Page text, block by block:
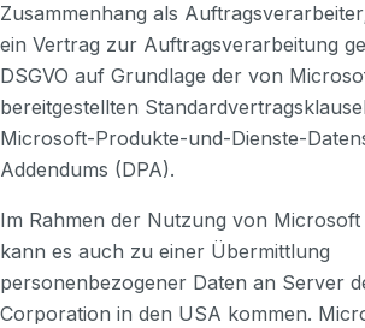
Zusammenhang als
ein Vertrag zur Auftragsverarbeitung
DSGVO auf Grundlage der von
bereitgestellten
Microsoft-Produkte-und-Dienste-
Addendums (DPA).
Im Rahmen der Nutzung von Microsoft
kann es auch zu einer Übermittlung
personenbezogener Daten an Server
Corporation in den USA kommen.